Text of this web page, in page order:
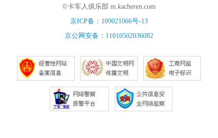
戈特利布·戴姆勒GottliebDaimler(1834-1900)，德国工程师和发
明家，现代汽车工业的先驱者之一。1834年3月17日出生于德国符滕
堡雷姆斯河畔舍恩多夫的一个手工业工人家庭，父亲是一位面包店
对燃气发动机产生了浓厚的兴趣，并开始学习研制奥托式燃气发动
机。1872年，戴姆勒设计出四冲程发动机。1883年，他与好友-著名
的发明家威尔赫姆·迈巴赫(WilhelmMaybach)合作，成功研制出使用
汽油的发动机，并于1885年将此发动机安装于木制双轮车上，从而
发明了摩托车。1886年，戴姆勒把这种发动机安装在他为妻子43岁
©卡车人俱乐部 m.kacheren.com
京ICP备：109021066号-13
京公网安备：11010502036082